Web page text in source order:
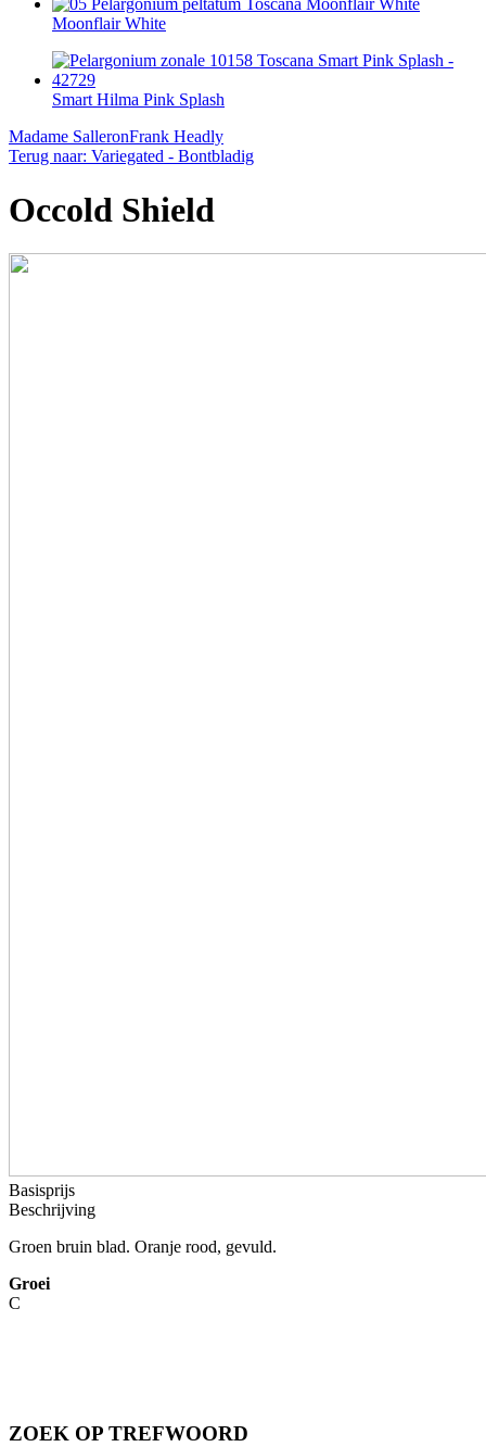
Moonflair White
Smart Hilma Pink Splash
Madame SalleronFrank Headly
Terug naar: Variegated - Bontbladig
Occold Shield
Basisprijs
Beschrijving
Groen bruin blad. Oranje rood, gevuld.
Groei
C
ZOEK OP TREFWOORD